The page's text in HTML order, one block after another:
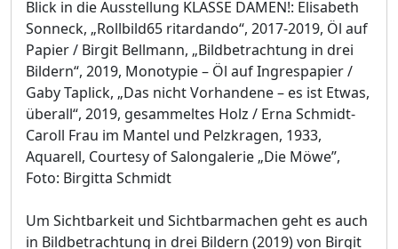
Blick in die Ausstellung KLASSE DAMEN!: Elisabeth
Sonneck, „Rollbild65 ritardando“, 2017-2019, Öl auf
Papier / Birgit Bellmann, „Bildbetrachtung in drei
Bildern“, 2019, Monotypie – Öl auf Ingrespapier /
Gaby Taplick, „Das nicht Vorhandene – es ist Etwas,
überall“, 2019, gesammeltes Holz / Erna Schmidt-
Caroll Frau im Mantel und Pelzkragen, 1933,
Aquarell, Courtesy of Salongalerie „Die Möwe”,
Foto: Birgitta Schmidt
Um Sichtbarkeit und Sichtbarmachen geht es auch
in Bildbetrachtung in drei Bildern (2019) von Birgit